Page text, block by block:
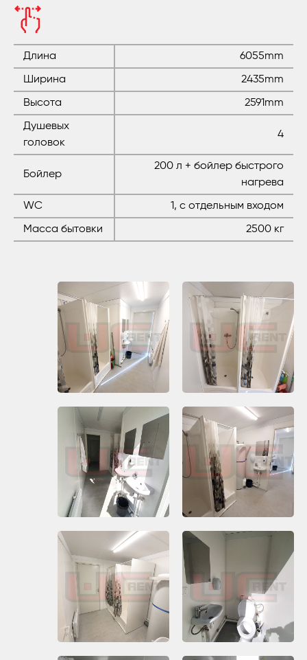
Длина 6055mm
Ширина 2435mm
Высота 2591mm
Душевых
головок
4
Бойлер
200 л + бойлер быстрого
нагрева
WC 1, с отдельным входом
Масса бытовки 2500 кг